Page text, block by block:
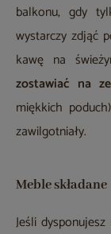
balkonu, gdy
wystarczy zdjąć
kawę na
zostawiać na
miękkich
zawilgotniały.
Meble składane
Jeśli